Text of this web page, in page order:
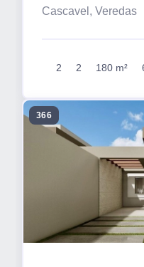
Cascavel, Veredas
2 2 180 m²
366